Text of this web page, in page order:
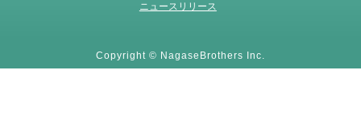
ニュースリリース
Copyright © NagaseBrothers Inc.